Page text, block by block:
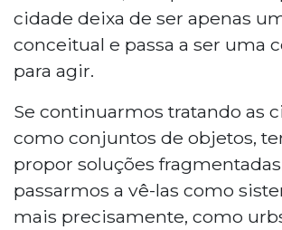
cidade deixa de ser apenas
conceitual e passa a ser uma
para agir.
Se continuarmos tratando as
como conjuntos de objetos,
propor soluções
passarmos a vê-las como
mais precisamente, como